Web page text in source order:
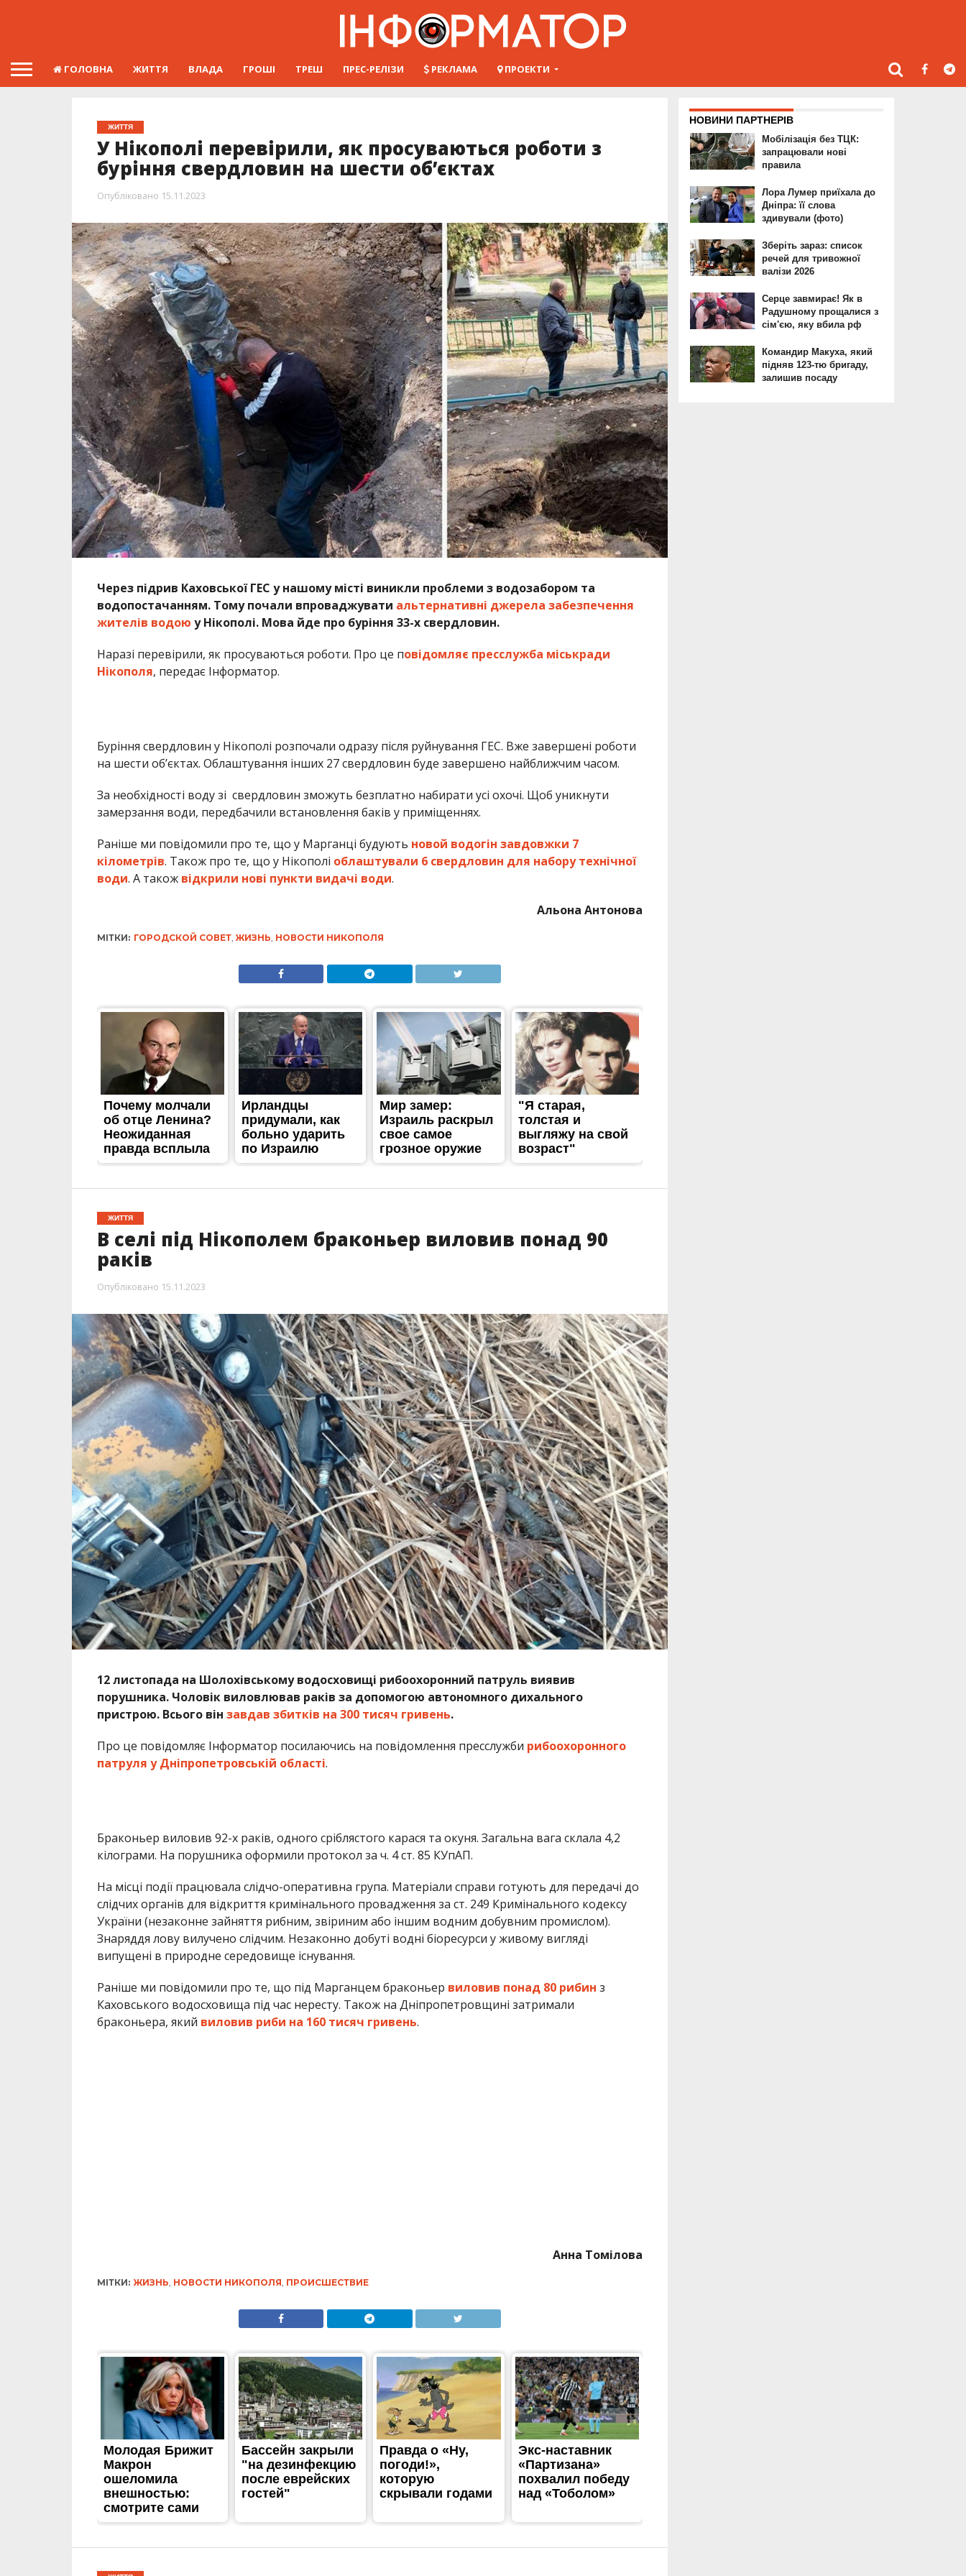
ГОЛОВНА ЖИТТЯ ВЛАДА ГРОШІ ТРЕШ ПРЕС-РЕЛІЗИ РЕКЛАМА ПРОЕКТИ
ЖИТТЯ
У Нікополі перевірили, як просуваються роботи з
буріння свердловин на шести об’єктах
Опубліковано 15.11.2023
Через підрив Каховської ГЕС у нашому місті виникли проблеми з водозабором та
водопостачанням. Тому почали впроваджувати альтернативні джерела забезпечення
жителів водою у Нікополі. Мова йде про буріння 33-х свердловин.
Наразі перевірили, як просуваються роботи. Про це повідомляє пресслужба міськради
Нікополя, передає Інформатор.
Буріння свердловин у Нікополі розпочали одразу після руйнування ГЕС. Вже завершені роботи
на шести об’єктах. Облаштування інших 27 свердловин буде завершено найближчим часом.
За необхідності воду зі свердловин зможуть безплатно набирати усі охочі. Щоб уникнути
замерзання води, передбачили встановлення баків у приміщеннях.
Раніше ми повідомили про те, що у Марганці будують новой водогін завдовжки 7
кілометрів. Також про те, що у Нікополі облаштували 6 свердловин для набору технічної
води. А також відкрили нові пункти видачі води.
Альона Антонова
МІТКИ: ГОРОДСКОЙ СОВЕТ, ЖИЗНЬ, НОВОСТИ НИКОПОЛЯ
ЖИТТЯ
В селі під Нікополем браконьер виловив понад 90
раків
Опубліковано 15.11.2023
12 листопада на Шолохівському водосховищі рибоохоронний патруль виявив
порушника. Чоловік виловлював раків за допомогою автономного дихального
пристрою. Всього він завдав збитків на 300 тисяч гривень.
Про це повідомляє Інформатор посилаючись на повідомлення пресслужби рибоохоронного
патруля у Дніпропетровській області.
Браконьер виловив 92-х раків, одного сріблястого карася та окуня. Загальна вага склала 4,2
кілограми. На порушника оформили протокол за ч. 4 ст. 85 КУпАП.
На місці події працювала слідчо-оперативна група. Матеріали справи готують для передачі до
слідчих органів для відкриття кримінального провадження за ст. 249 Кримінального кодексу
України (незаконне зайняття рибним, звіриним або іншим водним добувним промислом).
Знаряддя лову вилучено слідчим. Незаконно добуті водні біоресурси у живому вигляді
випущені в природне середовище існування.
Раніше ми повідомили про те, що під Марганцем браконьер виловив понад 80 рибин з
Каховського водосховища під час нересту. Також на Дніпропетровщині затримали
браконьера, який виловив риби на 160 тисяч гривень.
Анна Томілова
МІТКИ: ЖИЗНЬ НОВОСТИ НИКОПОЛЯ ПРОИСШЕСТВИЕ